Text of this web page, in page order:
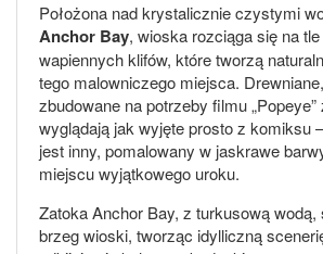
Położona nad krystalicznie czystymi
Anchor Bay, wioska rozciąga się na
wapiennych klifów, które tworzą
tego malowniczego miejsca.
zbudowane na potrzeby filmu „Popeye”
wyglądają jak wyjęte prosto z komiksu
jest inny, pomalowany w jaskrawe
miejscu wyjątkowego uroku.
Zatoka Anchor Bay, z turkusową wodą,
brzeg wioski, tworząc idylliczną